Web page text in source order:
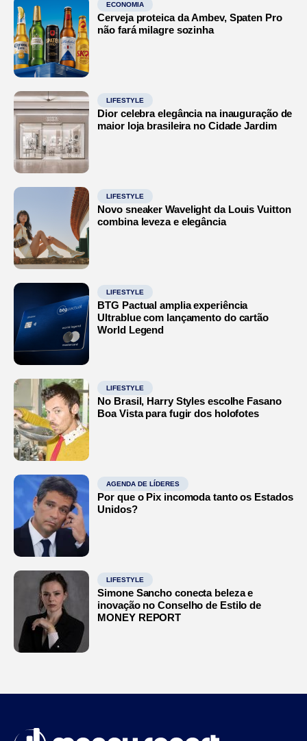
ECONOMIA
Cerveja proteica da Ambev, Spaten Pro
não fará milagre sozinha
LIFESTYLE
Dior celebra elegância na inauguração de
maior loja brasileira no Cidade Jardim
LIFESTYLE
Novo sneaker Wavelight da Louis Vuitton
combina leveza e elegância
LIFESTYLE
BTG Pactual amplia experiência
Ultrablue com lançamento do cartão
World Legend
LIFESTYLE
No Brasil, Harry Styles escolhe Fasano
Boa Vista para fugir dos holofotes
AGENDA DE LÍDERES
Por que o Pix incomoda tanto os Estados
Unidos?
LIFESTYLE
Simone Sancho conecta beleza e
inovação no Conselho de Estilo de
MONEY REPORT